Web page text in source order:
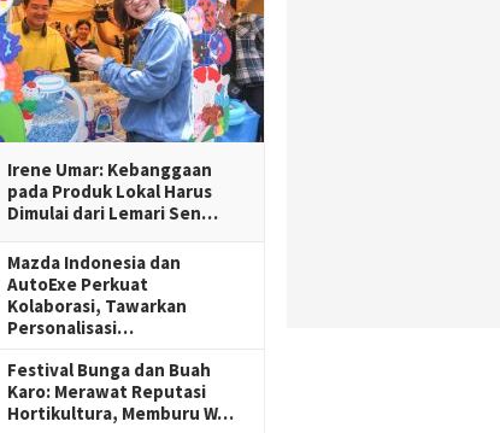
Irene Umar: Kebanggaan
pada Produk Lokal Harus
Dimulai dari Lemari Sen…
Mazda Indonesia dan
AutoExe Perkuat
Kolaborasi, Tawarkan
Personalisasi…
Festival Bunga dan Buah
Karo: Merawat Reputasi
Hortikultura, Memburu W…